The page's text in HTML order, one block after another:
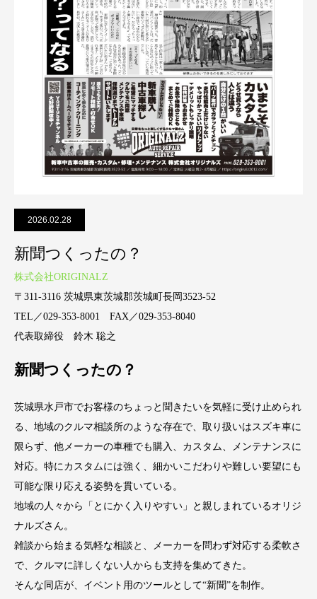
2026.02.28
新聞つくったの？
株式会社ORIGINALZ
〒311-3116 茨城県東茨城郡茨城町長岡3523-52
TEL／029-353-8001 FAX／029-353-8040
代表取締役 鈴木 聡之
新聞つくったの？
茨城県水戸市でお客様のちょっと聞きたいを気軽に受け止められ
る、地域のクルマ相談所のような存在で、取り扱いはスズキ車に
限らず、他メーカーの車種でも購入、カスタム、メンテナンスに
対応。特にカスタムには強く、細かいこだわりや難しい要望にも
可能な限り応える姿勢を貫いている。
地域の人々から「とにかく入りやすい」と親しまれているオリジ
ナルズさん。
雑談から始まる気軽な相談と、メーカーを問わず対応する柔軟さ
で、クルマに詳しくない人からも支持を集めてきた。
そんな同店が、イベント用のツールとして“新聞”を制作。